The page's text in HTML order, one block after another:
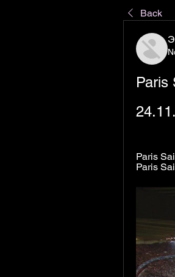
Back
Paris
Paris
Paris